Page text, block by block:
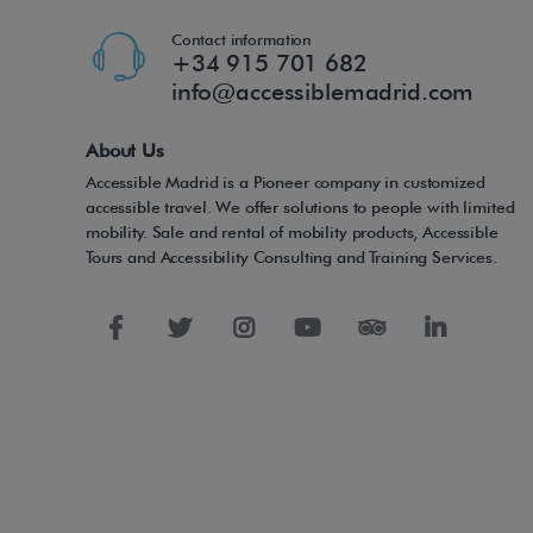
Contact information
+34 915 701 682
info@accessiblemadrid.com
About Us
Accessible Madrid is a Pioneer company in customized
accessible travel. We offer solutions to people with limited
mobility. Sale and rental of mobility products, Accessible
Tours and Accessibility Consulting and Training Services.